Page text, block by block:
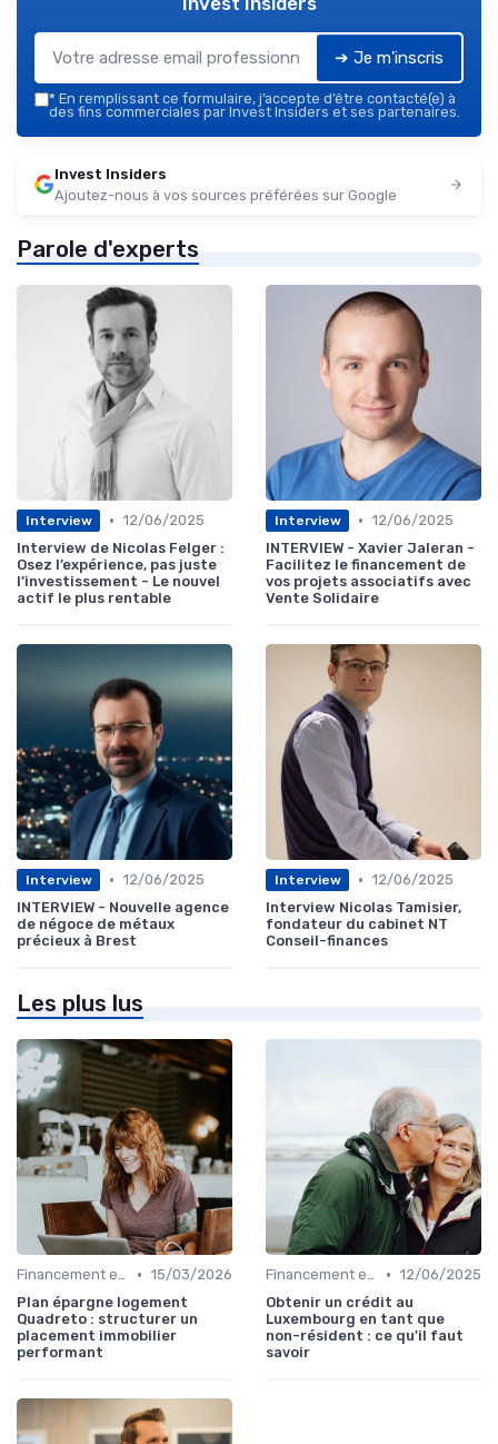
➔ Je m'inscris
* En remplissant ce formulaire, j’accepte d’être contacté(e) à
des fins commerciales par Invest Insiders et ses partenaires.
Invest Insiders
Ajoutez-nous à vos sources préférées sur Google
Parole d'experts
Interview • 12/06/2025
Interview de Nicolas Felger :
Osez l’expérience, pas juste
l’investissement - Le nouvel
actif le plus rentable
Interview • 12/06/2025
INTERVIEW - Xavier Jaleran -
Facilitez le financement de
vos projets associatifs avec
Vente Solidaire
Interview • 12/06/2025
INTERVIEW - Nouvelle agence
de négoce de métaux
précieux à Brest
Interview • 12/06/2025
Interview Nicolas Tamisier,
fondateur du cabinet NT
Conseil-finances
Les plus lus
Financement et Prêts Immobiliers • 15/03/2026
Plan épargne logement
Quadreto : structurer un
placement immobilier
performant
Financement et Prêts Immobiliers • 12/06/2025
Obtenir un crédit au
Luxembourg en tant que
non-résident : ce qu'il faut
savoir